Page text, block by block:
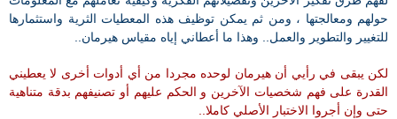
حولهم ومعالجتها ، ومن ثم يمكن توظيف هذه المعطيات الثرية واستثمارها
للتغيير والتطوير والعمل.. وهذا ما أعطاني إياه مقياس هيرمان..
لكن يبقى في رأيي أن هيرمان لوحده مجردا من أي أدوات أخرى لا يعطيني
القدرة على فهم شخصيات الآخرين و الحكم عليهم أو تصنيفهم بدقة متناهية
حتى وإن أجروا الاختبار الأصلي كاملا..